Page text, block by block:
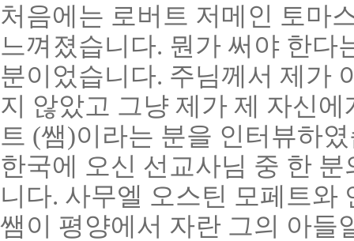
처음에는 로버트 저메인 토마
느껴졌습니다. 뭔가 써야 한다
분이었습니다. 주님께서 제가
지 않았고 그냥 제가 제 자신
트 (쌤)이라는 분을 인터뷰하
한국에 오신 선교사님 중 한
니다. 사무엘 오스틴 모페트와
쌤이 평양에서 자란 그의 아들